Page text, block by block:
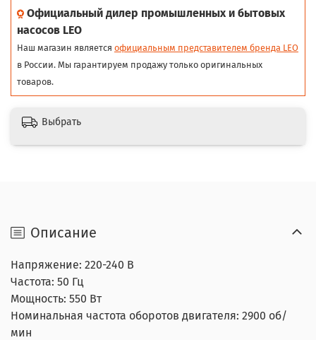
Официальный дилер промышленных и бытовых
насосов LEO
Наш магазин является официальным представителем бренда LEO
в России. Мы гарантируем продажу только оригинальных
товаров.
Выбрать
Описание
Напряжение: 220-240 В
Частота: 50 Гц
Мощность: 550 Вт
Номинальная частота оборотов двигателя: 2900 об/
мин